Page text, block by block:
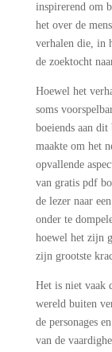
inspirerend om
het over de
verhalen die, in
de zoektocht
Hoewel het
soms
boeiends aan
maakte om het
opvallende
van gratis pdf
de lezer naar
onder te
hoewel het zijn
zijn grootste
Het is niet vaak
wereld buiten
de personages
van de